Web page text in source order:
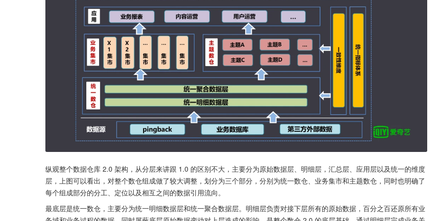
纵观整个数据仓库 2.0 架构，从分层来讲跟 1.0 的区别不大，主要分为原始数据层、明细层，汇总层、应用层以及统一的维度
层，上图可以看出，对整个数仓组成做了较大调整，划分为三个部分，分别为统一数仓、业务集市和主题数仓，同时也明确了
每个组成部分的分工、定位以及相互之间的数据引用流向。
最底层是统一数仓，主要分为统一明细数据层和统一聚合数据层。明细层负责对接下层所有的原始数据，百分之百还原所有业